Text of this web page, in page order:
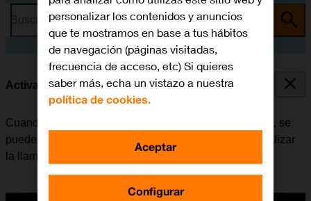
Busca por problema o tema
Activar o desactivar la llamada en espera
Cuando la función de llamada en espera está activada, se
puede responder una nueva llamada sin tener que finalizar
la llamada en curso.
personalizar los contenidos y anuncios
que te mostramos en base a tus hábitos
de navegación (páginas visitadas,
frecuencia de acceso, etc) Si quieres
saber más, echa un vistazo a nuestra
política de cookies.
Configurar
Aceptar